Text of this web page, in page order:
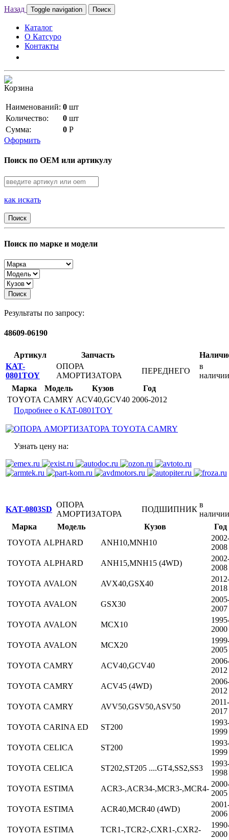
Назад Toggle navigation Поиск
Каталог
О Катсуро
Контакты
Корзина
Наименований: 0 шт
Количество:
0 шт
Сумма:
0 Р
Оформить
Поиск по OEM или артикулу
как искать
Поиск
Поиск по марке и модели
Поиск
Результаты по запросу:
48609-06190
Артикул Запчасть
KAT-
0801TOY
ОПОРА
АМОРТИЗАТОРА
ПЕРЕДНЕГО
в
наличии
Марка
Модель Кузов
Год
TOYOTA CAMRY ACV40,GCV40 2006-2012
Подробнее о KAT-0801TOY
Узнать цену на:
KAT-0803SD
ОПОРА
АМОРТИЗАТОРА
ПОДШИПНИК
в
наличии
Марка
Модель Кузов
Год
TOYOTA ALPHARD ANH10,MNH10
2008
TOYOTA ALPHARD ANH15,MNH15 (4WD)
2008
TOYOTA AVALON AVX40,GSX40
2018
TOYOTA AVALON GSX30
2007
TOYOTA AVALON MCX10
2000
TOYOTA AVALON MCX20
2005
TOYOTA CAMRY ACV40,GCV40
2012
TOYOTA CAMRY ACV45 (4WD)
2012
TOYOTA CAMRY AVV50,GSV50,ASV50
2011-
2017
TOYOTA CARINA ED ST200
1999
TOYOTA CELICA ST200
1999
TOYOTA CELICA ST202,ST205 ....GT4,SS2,SS3
1998
TOYOTA ESTIMA ACR3-,ACR34-,MCR3-,MCR4-
2005
TOYOTA ESTIMA ACR40,MCR40 (4WD)
2006
TOYOTA ESTIMA TCR1-,TCR2-,CXR1-,CXR2-
2000